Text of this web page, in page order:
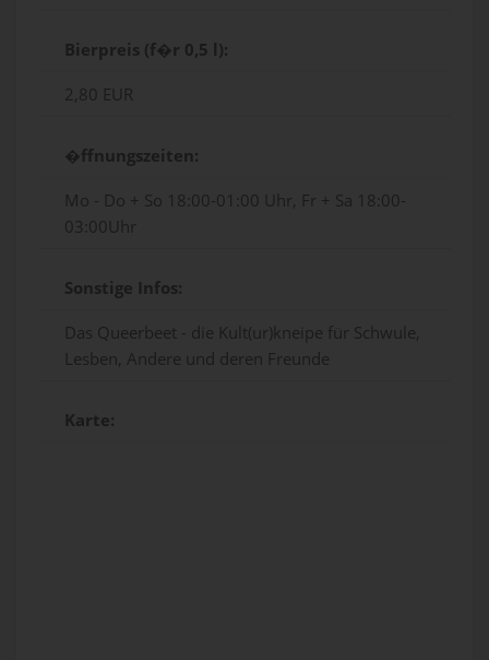
Bierpreis (f�r 0,5 l):
2,80 EUR
�ffnungszeiten:
Mo - Do + So 18:00-01:00 Uhr, Fr + Sa 18:00-
03:00Uhr
Sonstige Infos:
Das Queerbeet - die Kult(ur)kneipe für Schwule,
Lesben, Andere und deren Freunde
Karte: